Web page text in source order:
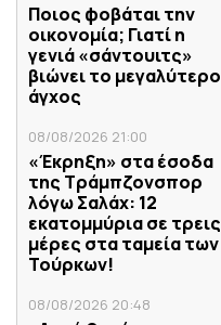
Ποιος φοβάται την
οικονομία; Γιατί η
γενιά «σάντουιτς»
βιώνει το μεγαλύτερο
άγχος
08/08/2026 21:00
«Έκρηξη» στα έσοδα
της Τράμπζονσπορ
λόγω Σαλάχ: 12
εκατομμύρια σε τρεις
μέρες στα ταμεία των
Τούρκων!
08/08/2026 20:48